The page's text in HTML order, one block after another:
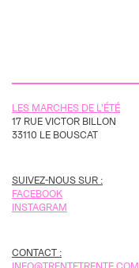
LES MARCHES DE L'ÉTÉ
17 RUE VICTOR BILLON
33110 LE BOUSCAT
SUIVEZ-NOUS SUR :
FACEBOOK
INSTAGRAM
CONTACT :